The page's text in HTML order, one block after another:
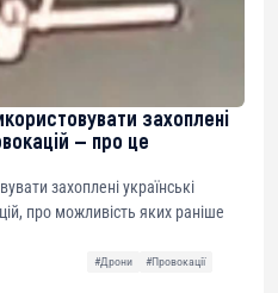
захоплені
— про це
захоплені українські
про можливість яких раніше
#Дрони
#Провокації